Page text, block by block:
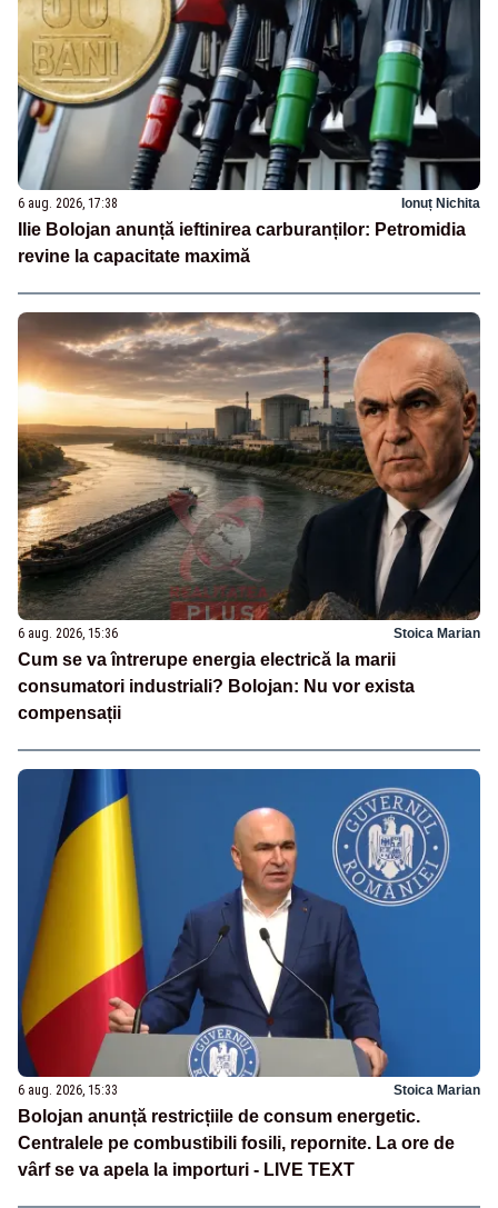
6 aug. 2026, 17:38 Ionuț Nichita
Ilie Bolojan anunță ieftinirea carburanților: Petromidia
revine la capacitate maximă
6 aug. 2026, 15:36 Stoica Marian
Cum se va întrerupe energia electrică la marii
consumatori industriali? Bolojan: Nu vor exista
compensații
6 aug. 2026, 15:33 Stoica Marian
Bolojan anunță restricțiile de consum energetic.
Centralele pe combustibili fosili, repornite. La ore de
vârf se va apela la importuri - LIVE TEXT